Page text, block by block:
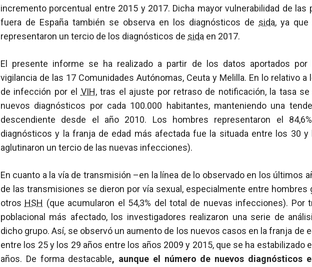
incremento porcentual entre 2015 y 2017. Dicha mayor vulnerabilidad de las
fuera de España también se observa en los diagnósticos de sida, ya que
representaron un tercio de los diagnósticos de sida en 2017.
El presente informe se ha realizado a partir de los datos aportados
vigilancia de las 17 Comunidades Autónomas, Ceuta y Melilla. En lo relativo
de infección por el VIH, tras el ajuste por retraso de notificación, la tasa
nuevos diagnósticos por cada 100.000 habitantes, manteniendo una
descendiente desde el año 2010. Los hombres representaron el
diagnósticos y la franja de edad más afectada fue la situada entre los 30 y
aglutinaron un tercio de las nuevas infecciones).
En cuanto a la vía de transmisión –en la línea de lo observado en los últimos
de las transmisiones se dieron por vía sexual, especialmente entre hombres
otros HSH (que acumularon el 54,3% del total de nuevas infecciones). Por
poblacional más afectado, los investigadores realizaron una serie de
dicho grupo. Así, se observó un aumento de los nuevos casos en la franja de
entre los 25 y los 29 años entre los años 2009 y 2015, que se ha estabilizado
años. De forma destacable, aunque el número de nuevos diagnósticos